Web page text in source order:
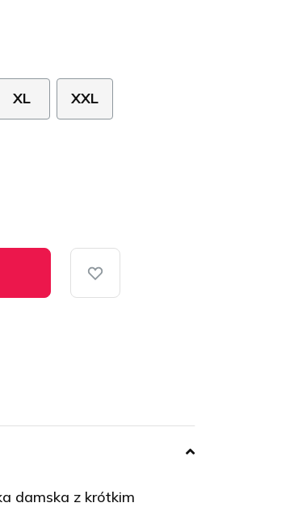
XL XXL
damska z krótkim